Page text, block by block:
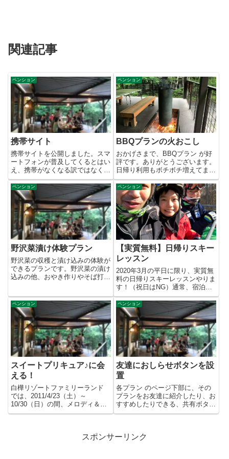
関連記事
ペンション
携帯サイト
携帯サイトを公開しました。スマ
ートフォンが普及してくるとはい
え、携帯がなくなる訳ではなく。
今後も検索され続けるだろうか
ら...
ペンション
BBQプランの火おこし
おかげさまで、BBQプラン が好
評です。ありがとうございます。
日帰り利用もボチボチ増えてま
す。もっと予約欲しいけど！
BB...
ペンション
野沢菜漬け体験プラン
野沢菜の収穫と漬け込みの体験が
できるプランです。野沢菜の漬け
込みの他、おやき作りやそば打ち
ペンション
【実質無料】日帰りスキー
レッスン
2020年3月の平日に限り、実質無
料の日帰りスキーレッスンやりま
す！（祝日はNG）通常、宿泊者
のみにレッスンしてますが、...
ペンション
スイートプリキュア♪に会
える！
白樺リゾートファミリーランド
では、2011/4/23（土）～
10/30（日）の間、メロディ＆リ
ズムランドを開催します。...
ペンション
友達におしらせボタンを設
置
各プラン のページ下部に、その
プランをお友達に紹介したり、お
すすめしたりできる、共有ボタン
を設置しました。mixiチェッ...
スポンサーリンク